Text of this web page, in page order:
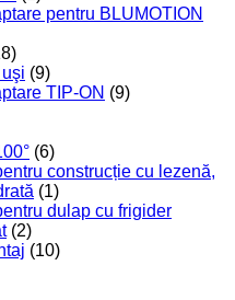
pentru BLUMOTION
(9)
TIP-ON (9)
(6)
construcție cu lezenă,
(1)
dulap cu frigider
(2)
(10)